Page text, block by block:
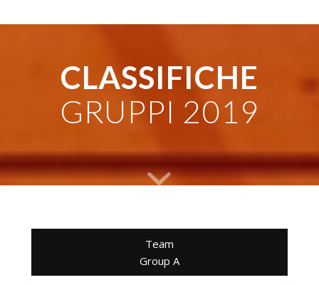
CLASSIFICHE
GRUPPI 2019
Team
Group A